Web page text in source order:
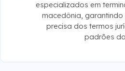
macedônia,
precisa dos termos
padrões